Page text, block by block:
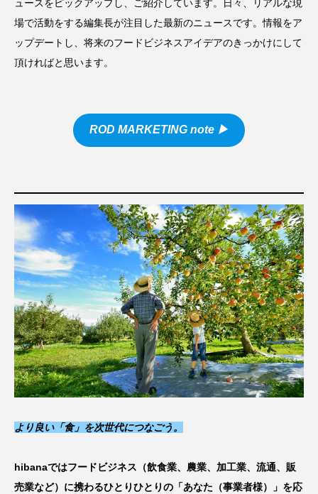
ュースをピックアップし、ご紹介しています。日々、リアルな現
場で活動をする編集長が注目した最新のニュースです。情報をア
ップデートし、将来のフードビジネスアイデアのきっかけにして
頂ければと思います。
ROD MARKETING note ▶︎
より良い「食」を次世代につなごう。
hibanaではフードビジネス（飲食業、農業、加工業、流通、販
売業など）に携わるひとりひとりの「あなた（事業者様）」を応